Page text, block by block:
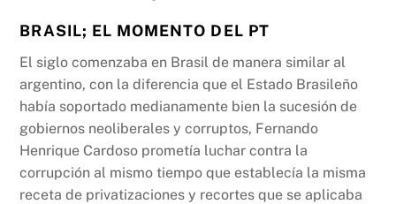
BRASIL; EL MOMENTO DEL PT
El siglo comenzaba en Brasil de manera similar al
argentino, con la diferencia que el Estado Brasileño
había soportado medianamente bien la sucesión de
gobiernos neoliberales y corruptos, Fernando
Henrique Cardoso prometía luchar contra la
corrupción al mismo tiempo que establecía la misma
receta de privatizaciones y recortes que se aplicaba